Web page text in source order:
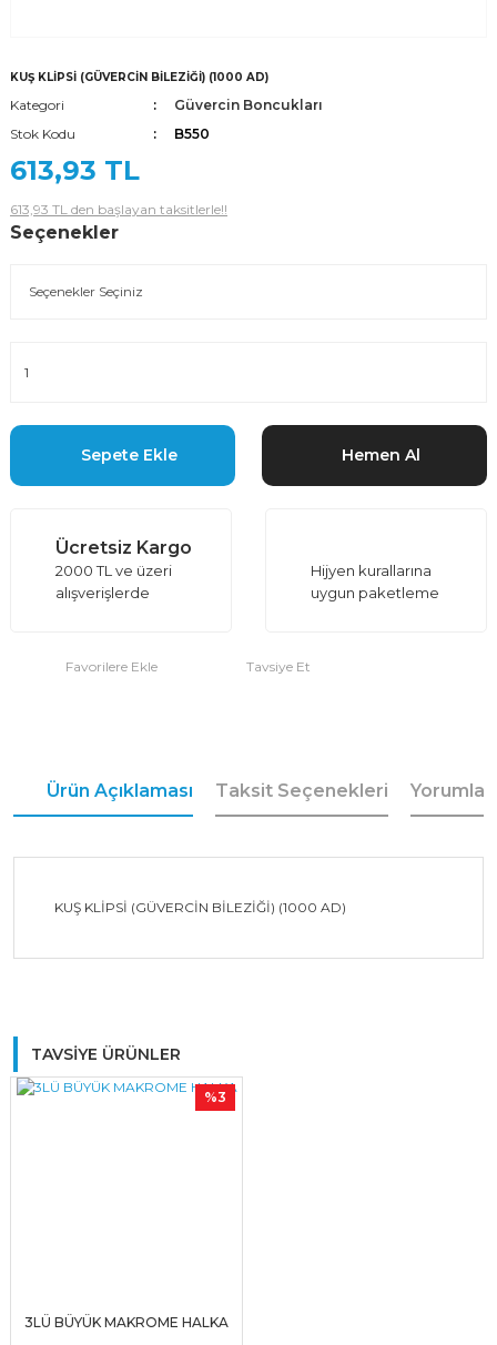
KUŞ KLİPSİ (GÜVERCİN BİLEZİĞİ) (1000 AD)
Kategori
Güvercin Boncukları
Stok Kodu
B550
613,93 TL
613,93 TL den başlayan taksitlerle!!
Seçenekler
Sepete Ekle Hemen Al
Ücretsiz Kargo
2000 TL ve üzeri
alışverişlerde
Hijyen kurallarına
uygun paketleme
Tavsiye Et
Ürün Açıklaması Taksit Seçenekleri Yorumlar
KUŞ KLİPSİ (GÜVERCİN BİLEZİĞİ) (1000 AD)
Yorum Yaz
TAVSİYE ÜRÜNLER
%3
3LÜ BÜYÜK MAKROME HALKA